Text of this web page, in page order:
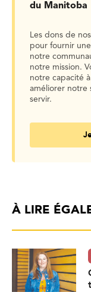
du Manitoba
Les dons de
pour fournir
notre
notre mission.
notre capacité
améliorer notre
servir.
À LIRE